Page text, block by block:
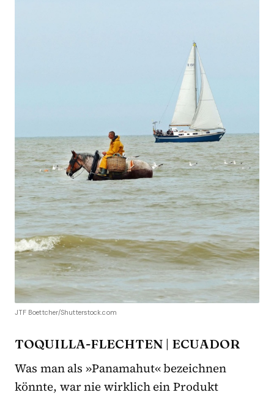
JTF Boettcher/Shutterstock.com
TOQUILLA-FLECHTEN | ECUADOR
Was man als »Panamahut« bezeichnen
könnte, war nie wirklich ein Produkt